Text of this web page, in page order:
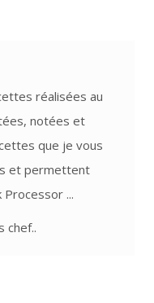
réalisées au
notées et
que je vous
et permettent
Processor ...
chef..